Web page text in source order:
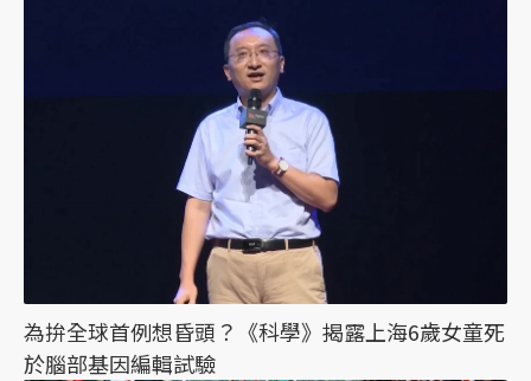
為拚全球首例想昏頭？《科學》揭露上海6歲女童死
於腦部基因編輯試驗